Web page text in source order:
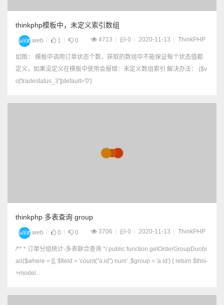
thinkphp模板中，未定义索引数组
web 1 0 4713 0 2020-11-13 ThinkPHP
如图： 模板中调用订单状态个数，获取的数组中不能保证每个状态值都
定义，如果没定义在模板中使用会报错：未定义数组索引 解决办法： {$v
o['tradestatus_3']|default='0'}
thinkphp 多表查询 group
web 0 0 3706 0 2020-11-13 ThinkPHP
/** * 订单分组统计-多表联合查询 */ public function getOrderGroupDuobi
ao($where = [], $field = 'count("a.id") num' ,$group = 'a.id') { return $this-
>model...